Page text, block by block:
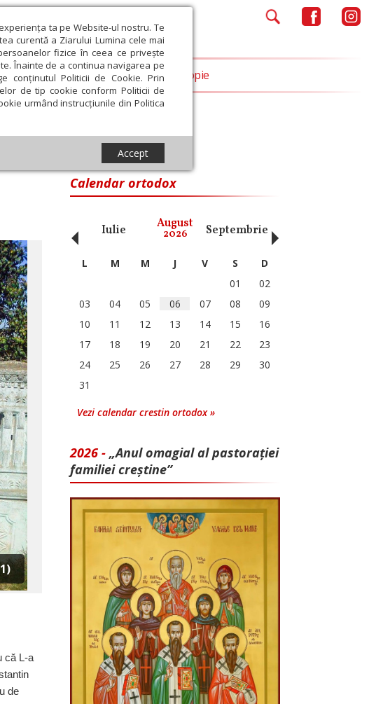
ta pe Website-ul nostru. Te
curentă a Ziarului Lumina cele mai
fizice în ceea ce privește
Înainte de a continua navigarea pe
conținutul Politicii de Cookie. Prin
de tip cookie conform Politicii de
urmând instrucțiunile din Politica
Accept
Societate Opinii Filantropie
că L-a
de
Calendar ortodox
Iulie August
2026 Septembrie Octombrie
‹ L M M J V S
D
01
02
03
04 05 06 07 08
09
10
11 12 13 14 15
16
17
18 19 20 21 22
23
24
25 26 27 28 29
30
31
Vezi calendar crestin ortodox »
2026 - „Anul omagial al pastorației
familiei creștine”